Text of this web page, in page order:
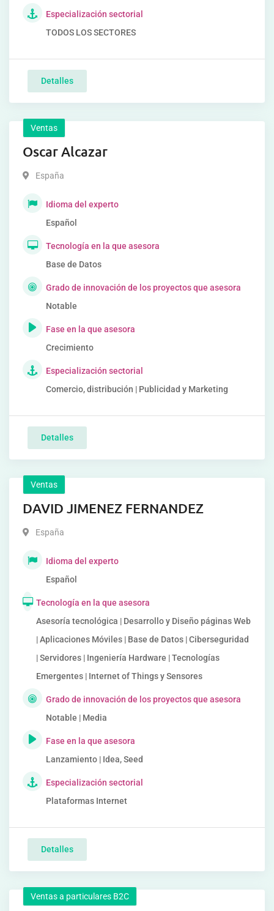
Especialización sectorial
TODOS LOS SECTORES
Detalles
Ventas
Oscar Alcazar
España
Idioma del experto
Español
Tecnología en la que asesora
Base de Datos
Grado de innovación de los proyectos que asesora
Notable
Fase en la que asesora
Crecimiento
Especialización sectorial
Comercio, distribución | Publicidad y Marketing
Detalles
Ventas
DAVID JIMENEZ FERNANDEZ
España
Idioma del experto
Español
Tecnología en la que asesora
Asesoría tecnológica | Desarrollo y Diseño páginas Web
| Aplicaciones Móviles | Base de Datos | Ciberseguridad
| Servidores | Ingeniería Hardware | Tecnologías
Emergentes | Internet of Things y Sensores
Grado de innovación de los proyectos que asesora
Notable | Media
Fase en la que asesora
Lanzamiento | Idea, Seed
Especialización sectorial
Plataformas Internet
Detalles
Ventas a particulares B2C